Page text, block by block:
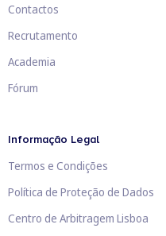
Contactos
Recrutamento
Academia
Fórum
Informação Legal
Termos e Condições
Política de Proteção de Dados
Centro de Arbitragem Lisboa